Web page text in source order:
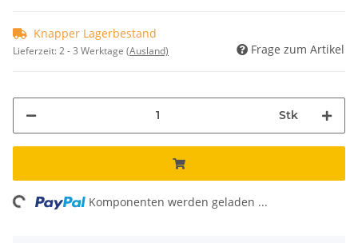
Knapper Lagerbestand
Lieferzeit:2 - 3 Werktage (Ausland) Frage zum Artikel
Stk
Komponenten werden geladen ...